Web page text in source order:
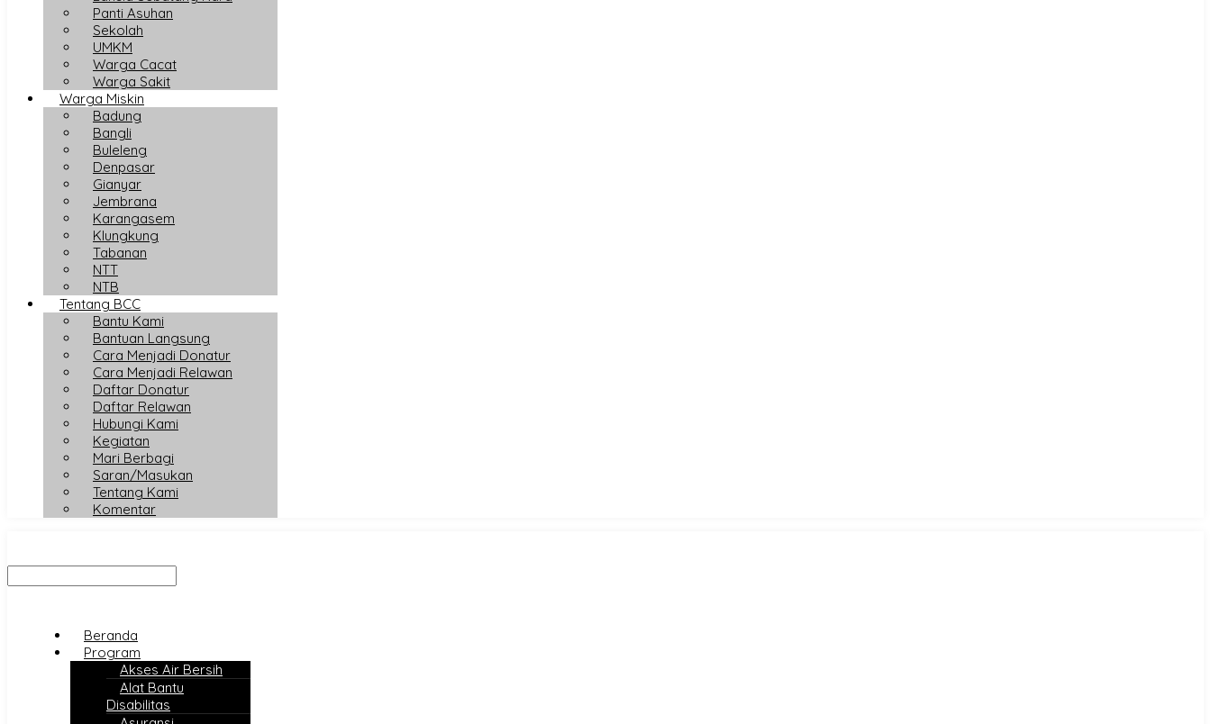
Panti Asuhan
Sekolah
UMKM
Warga Cacat
Warga Sakit
Warga Miskin
Badung
Bangli
Buleleng
Denpasar
Gianyar
Jembrana
Karangasem
Klungkung
Tabanan
NTT
NTB
Tentang BCC
Bantu Kami
Bantuan Langsung
Cara Menjadi Donatur
Cara Menjadi Relawan
Daftar Donatur
Daftar Relawan
Hubungi Kami
Kegiatan
Mari Berbagi
Saran/Masukan
Tentang Kami
Komentar
Beranda
Program
Akses Air Bersih
Alat Bantu
Disabilitas